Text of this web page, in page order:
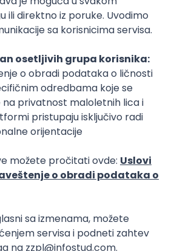
IT zajednicu, podižemo
domaćeg IT tržišta rada i
kandidate i poslodavce.
O nama
Za poslodavce
profili poslodavaca
Za medije
Kontakt